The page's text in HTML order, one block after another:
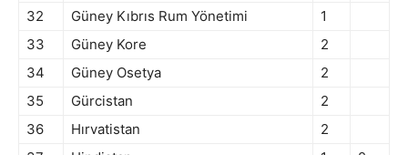
32
Güney Kıbrıs Rum Yönetimi
1
33
Güney Kore
2
34
Güney Osetya
2
35
Gürcistan
2
36
Hırvatistan
2